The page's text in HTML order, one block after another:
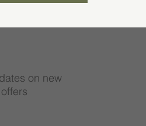
on new